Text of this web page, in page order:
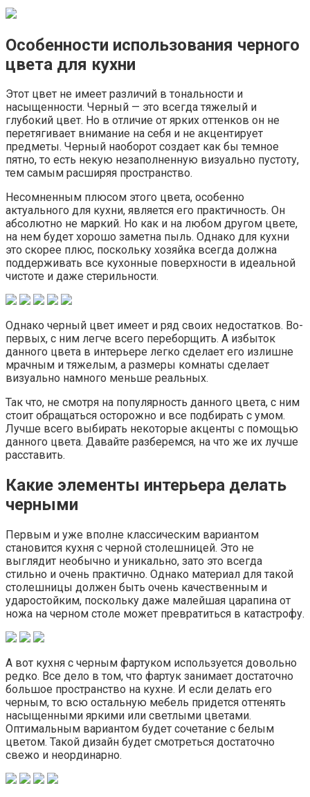
Особенности использования черного
цвета для кухни
Этот цвет не имеет различий в тональности и
насыщенности. Черный — это всегда тяжелый и
глубокий цвет. Но в отличие от ярких оттенков он не
перетягивает внимание на себя и не акцентирует
предметы. Черный наоборот создает как бы темное
пятно, то есть некую незаполненную визуально пустоту,
тем самым расширяя пространство.
Несомненным плюсом этого цвета, особенно
актуального для кухни, является его практичность. Он
абсолютно не маркий. Но как и на любом другом цвете,
на нем будет хорошо заметна пыль. Однако для кухни
это скорее плюс, поскольку хозяйка всегда должна
поддерживать все кухонные поверхности в идеальной
чистоте и даже стерильности.
Однако черный цвет имеет и ряд своих недостатков. Во-
первых, с ним легче всего переборщить. А избыток
данного цвета в интерьере легко сделает его излишне
мрачным и тяжелым, а размеры комнаты сделает
визуально намного меньше реальных.
Так что, не смотря на популярность данного цвета, с ним
стоит обращаться осторожно и все подбирать с умом.
Лучше всего выбирать некоторые акценты с помощью
данного цвета. Давайте разберемся, на что же их лучше
расставить.
Какие элементы интерьера делать
черными
Первым и уже вполне классическим вариантом
становится кухня с черной столешницей. Это не
выглядит необычно и уникально, зато это всегда
стильно и очень практично. Однако материал для такой
столешницы должен быть очень качественным и
ударостойким, поскольку даже малейшая царапина от
ножа на черном столе может превратиться в катастрофу.
А вот кухня с черным фартуком используется довольно
редко. Все дело в том, что фартук занимает достаточно
большое пространство на кухне. И если делать его
черным, то всю остальную мебель придется оттенять
насыщенными яркими или светлыми цветами.
Оптимальным вариантом будет сочетание с белым
цветом. Такой дизайн будет смотреться достаточно
свежо и неординарно.